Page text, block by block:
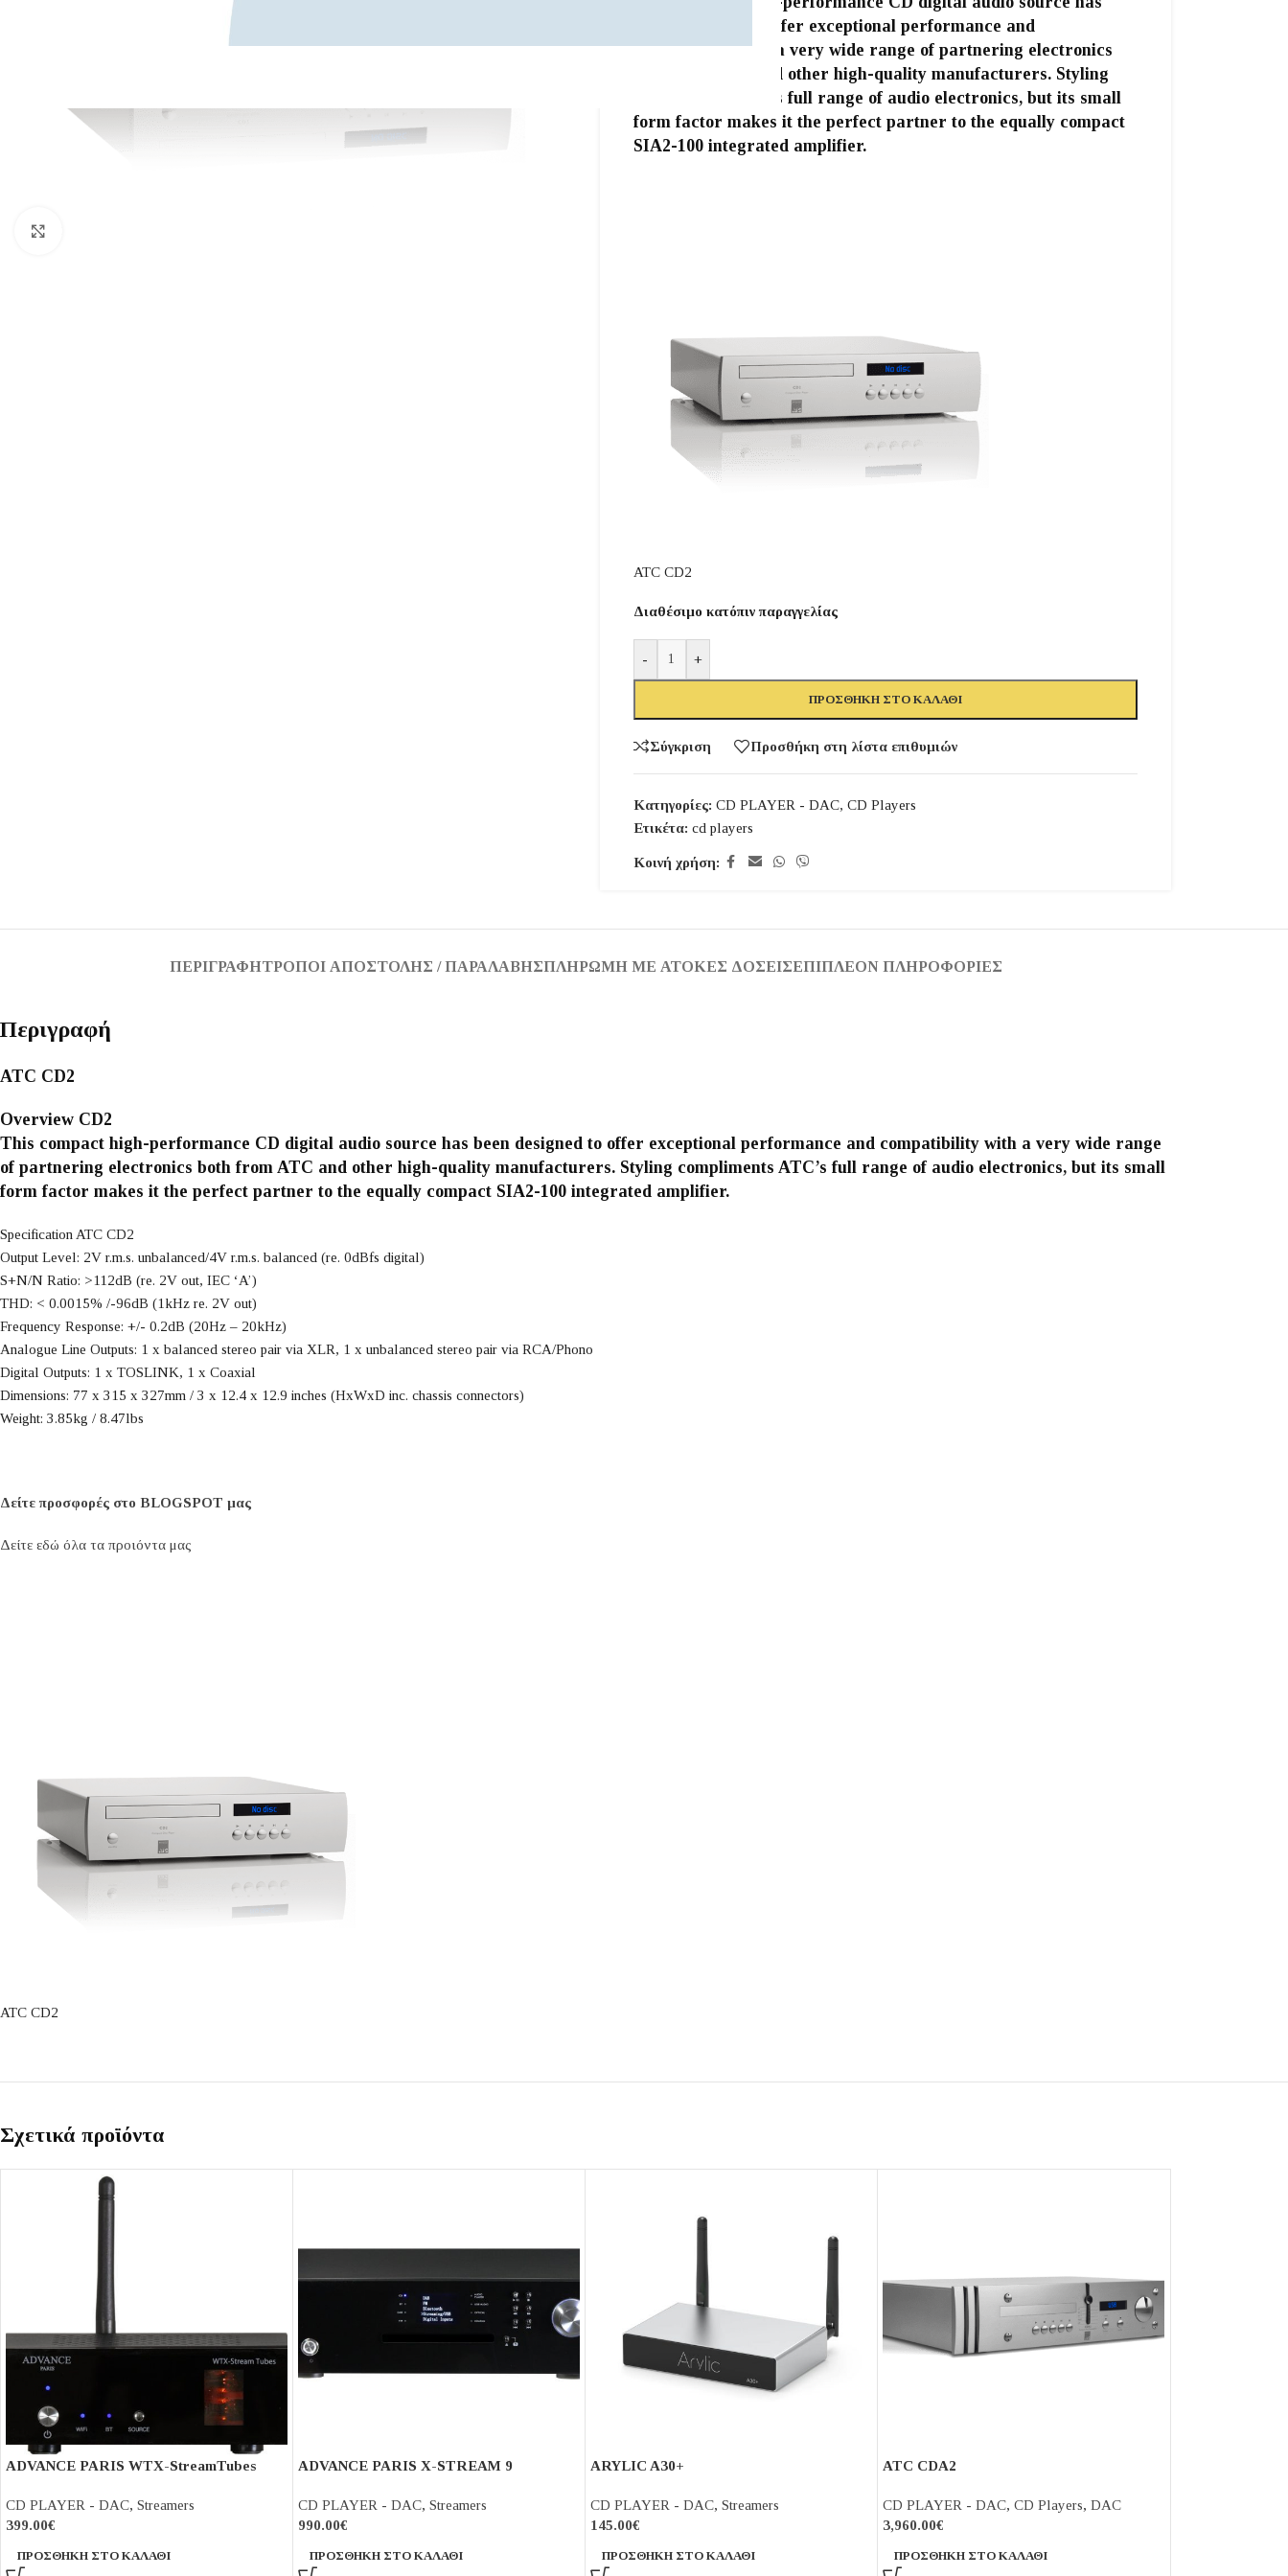
been designed to offer exceptional performance and
compatibility with a very wide range of partnering electronics
both from ATC and other high-quality manufacturers. Styling
compliments ATC’s full range of audio electronics, but its small
form factor makes it the perfect partner to the equally compact
SIA2-100 integrated amplifier.
ATC CD2
Διαθέσιμο κατόπιν παραγγελίας
- +
ΠΡΟΣΘΉΚΗ ΣΤΟ ΚΑΛΆΘΙ
Σύγκριση Προσθήκη στη λίστα επιθυμιών
Κατηγορίες: CD PLAYER - DAC, CD Players
Ετικέτα: cd players
Κοινή χρήση:
ΠΕΡΙΓΡΑΦΉΤΡΌΠΟΙ ΑΠΟΣΤΟΛΉΣ / ΠΑΡΑΛΑΒΉΣΠΛΗΡΩΜΉ ΜΕ ΆΤΟΚΕΣ ΔΌΣΕΙΣΕΠΙΠΛΈΟΝ ΠΛΗΡΟΦΟΡΊΕΣ
Περιγραφή
ATC CD2
Overview CD2
This compact high-performance CD digital audio source has been designed to offer exceptional performance and compatibility with a very wide range
of partnering electronics both from ATC and other high-quality manufacturers. Styling compliments ATC’s full range of audio electronics, but its small
form factor makes it the perfect partner to the equally compact SIA2-100 integrated amplifier.
Specification ATC CD2
Output Level: 2V r.m.s. unbalanced/4V r.m.s. balanced (re. 0dBfs digital)
S+N/N Ratio: >112dB (re. 2V out, IEC ‘A’)
THD: < 0.0015% /-96dB (1kHz re. 2V out)
Frequency Response: +/- 0.2dB (20Hz – 20kHz)
Analogue Line Outputs: 1 x balanced stereo pair via XLR, 1 x unbalanced stereo pair via RCA/Phono
Digital Outputs: 1 x TOSLINK, 1 x Coaxial
Dimensions: 77 x 315 x 327mm / 3 x 12.4 x 12.9 inches (HxWxD inc. chassis connectors)
Weight: 3.85kg / 8.47lbs
Δείτε προσφορές στο BLOGSPOT μας
Δείτε εδώ όλα τα προιόντα μας
ATC CD2
Σχετικά προϊόντα
ADVANCE PARIS WTX-StreamTubes
CD PLAYER - DAC, Streamers
399.00€
ΠΡΟΣΘΉΚΗ ΣΤΟ ΚΑΛΆΘΙ
ADVANCE PARIS X-STREAM 9
CD PLAYER - DAC, Streamers
990.00€
ΠΡΟΣΘΉΚΗ ΣΤΟ ΚΑΛΆΘΙ
ARYLIC A30+
CD PLAYER - DAC, Streamers
145.00€
ΠΡΟΣΘΉΚΗ ΣΤΟ ΚΑΛΆΘΙ
ATC CDA2
CD PLAYER - DAC, CD Players, DAC
3,960.00€
ΠΡΟΣΘΉΚΗ ΣΤΟ ΚΑΛΆΘΙ